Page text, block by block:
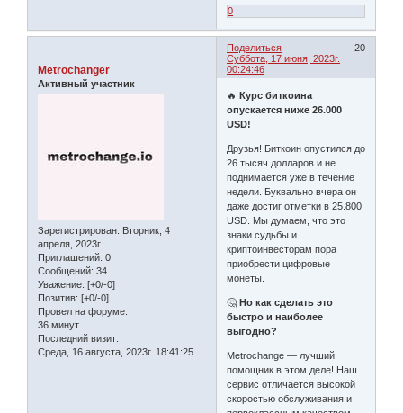
0
Поделиться
20
Суббота, 17 июня, 2023г.
00:24:46
Metrochanger
Активный участник
Зарегистрирован: Вторник, 4
апреля, 2023г.
Приглашений: 0
Сообщений: 34
Уважение: [+0/-0]
Позитив: [+0/-0]
Провел на форуме:
36 минут
Последний визит:
Среда, 16 августа, 2023г. 18:41:25
🔥Курс биткоина
опускается ниже 26.000
USD!
Друзья! Биткоин опустился до
26 тысяч долларов и не
поднимается уже в течение
недели. Буквально вчера он
даже достиг отметки в 25.800
USD. Мы думаем, что это
знаки судьбы и
криптоинвесторам пора
приобрести цифровые
монеты.
🤔Но как сделать это
быстро и наиболее
выгодно?
Metrochange — лучший
помощник в этом деле! Наш
сервис отличается высокой
скоростью обслуживания и